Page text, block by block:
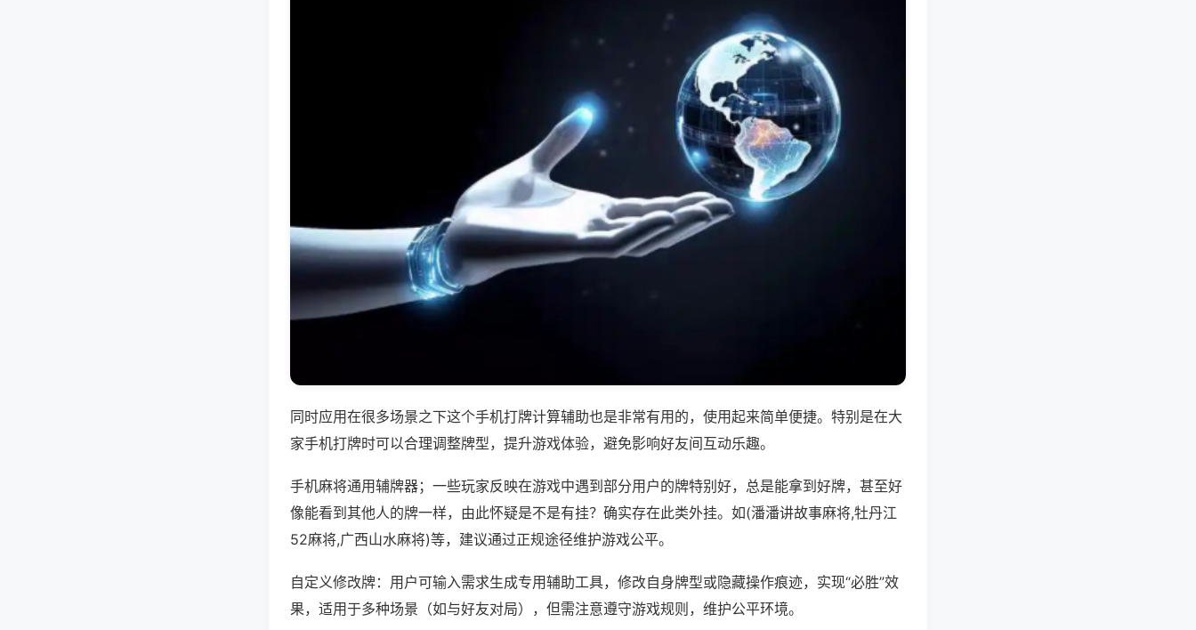
同时应用在很多场景之下这个手机打牌计算辅助也是非常有用的，使用起来简单便捷。特别是在大
家手机打牌时可以合理调整牌型，提升游戏体验，避免影响好友间互动乐趣。
手机麻将通用辅牌器；一些玩家反映在游戏中遇到部分用户的牌特别好，总是能拿到好牌，甚至好
像能看到其他人的牌一样，由此怀疑是不是有挂？确实存在此类外挂。如(潘潘讲故事麻将,牡丹江
52麻将,广西山水麻将)等，建议通过正规途径维护游戏公平。
自定义修改牌：用户可输入需求生成专用辅助工具，修改自身牌型或隐藏操作痕迹，实现“必胜”效
果，适用于多种场景（如与好友对局），但需注意遵守游戏规则，维护公平环境。